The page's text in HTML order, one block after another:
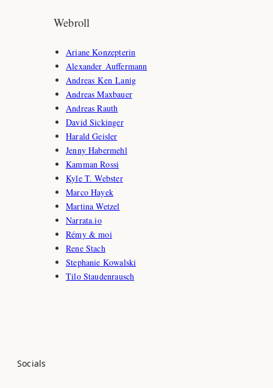
Webroll
Ariane Konzepterin
Alexander Auffermann
Andreas Ken Lanig
Andreas Maxbauer
Andreas Rauth
David Sickinger
Harald Geisler
Jenny Habermehl
Kamman Rossi
Kyle T. Webster
Marco Hayek
Martina Wetzel
Narrata.io
Rémy & moi
Rene Stach
Stephanie Kowalski
Tilo Staudenrausch
Socials